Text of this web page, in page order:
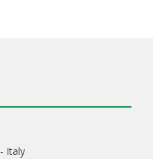
Italy